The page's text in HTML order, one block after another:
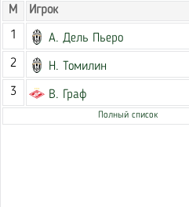
М
Игрок
1
А. Дель Пьеро
2 Н. Томилин
3 В. Граф
Полный список